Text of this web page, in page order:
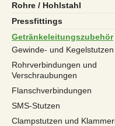
Rohre / Hohlstahl
Pressfittings
Getränkeleitungszubehör
Gewinde- und Kegelstutzen
Rohrverbindungen und
Verschraubungen
Flanschverbindungen
SMS-Stutzen
Clampstutzen und